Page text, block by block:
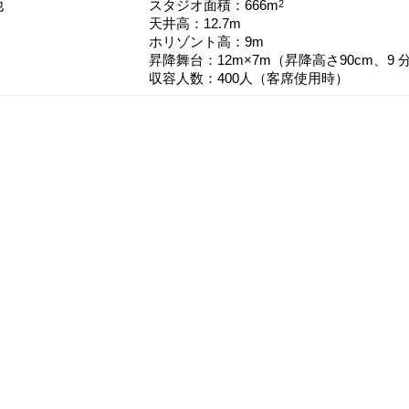
スタジオ面積：666m2
天井高：12.7m
ホリゾント高：9m
昇降舞台：12m×7m（昇降高さ90cm、9
収容人数：400人（客席使用時）